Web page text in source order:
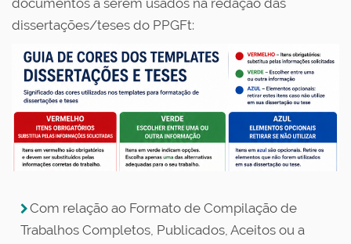
documentos a serem usados na redação das
dissertações/teses do PPGFt:
Com relação ao Formato de Compilação de
Trabalhos Completos, Publicados, Aceitos ou a